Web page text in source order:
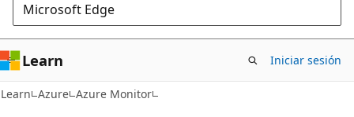
Microsoft Edge
Learn Iniciar sesión
Learn Azure Azure Monitor